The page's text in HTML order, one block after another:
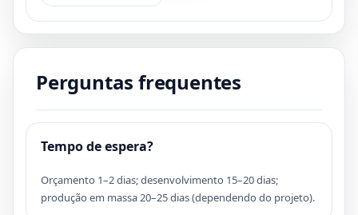
Perguntas frequentes
Tempo de espera?
Orçamento 1–2 dias; desenvolvimento 15–20 dias;
produção em massa 20–25 dias (dependendo do projeto).